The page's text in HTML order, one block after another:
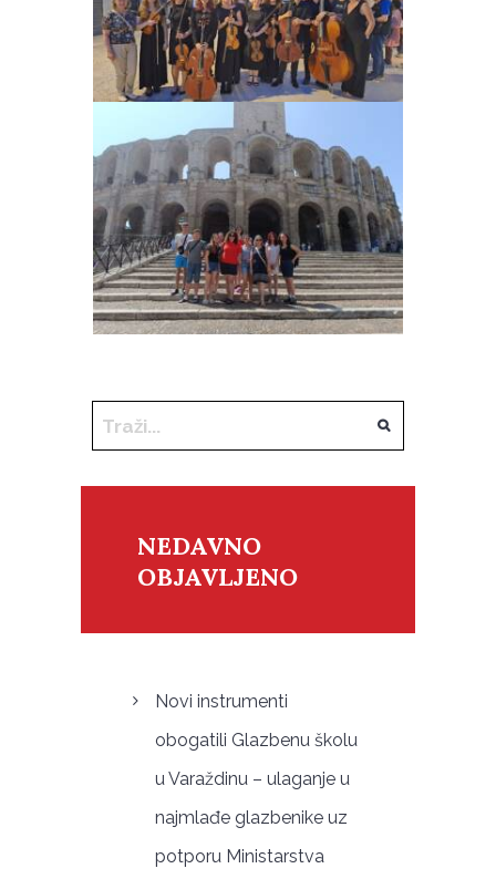
NEDAVNO
OBJAVLJENO
Novi instrumenti
obogatili Glazbenu školu
u Varaždinu – ulaganje u
najmlađe glazbenike uz
potporu Ministarstva